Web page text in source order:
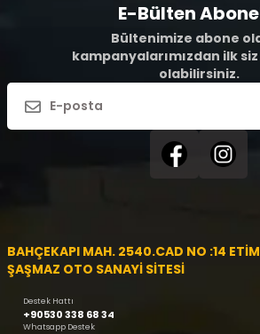
E-Bülten
Bültenimize abone
kampanyalarımızdan ilk
olabilirsiniz.
BAHÇEKAPI MAH. 2540.CAD NO :14
ŞAŞMAZ OTO SANAYİ SİTESİ
Destek Hattı
+90530 338 68 34
Whatsapp Destek